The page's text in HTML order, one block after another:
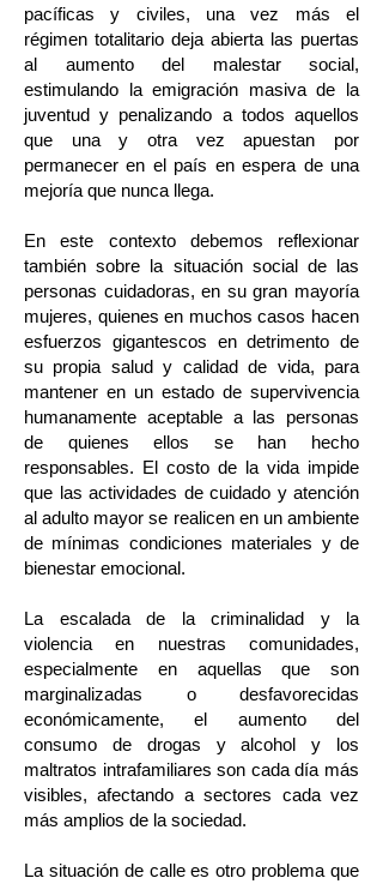
pacíficas y civiles, una vez más el
régimen totalitario deja abierta las puertas
al aumento del malestar social,
estimulando la emigración masiva de la
juventud y penalizando a todos aquellos
que una y otra vez apuestan por
permanecer en el país en espera de una
mejoría que nunca llega.
En este contexto debemos reflexionar
también sobre la situación social de las
personas cuidadoras, en su gran mayoría
mujeres, quienes en muchos casos hacen
esfuerzos gigantescos en detrimento de
su propia salud y calidad de vida, para
mantener en un estado de supervivencia
humanamente aceptable a las personas
de quienes ellos se han hecho
responsables. El costo de la vida impide
que las actividades de cuidado y atención
al adulto mayor se realicen en un ambiente
de mínimas condiciones materiales y de
bienestar emocional.
La escalada de la criminalidad y la
violencia en nuestras comunidades,
especialmente en aquellas que son
marginalizadas o desfavorecidas
económicamente, el aumento del
consumo de drogas y alcohol y los
maltratos intrafamiliares son cada día más
visibles, afectando a sectores cada vez
más amplios de la sociedad.
La situación de calle es otro problema que